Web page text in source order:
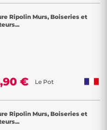
Ripolin Murs, Boiseries et
€ Le Pot
Ripolin Murs, Boiseries et